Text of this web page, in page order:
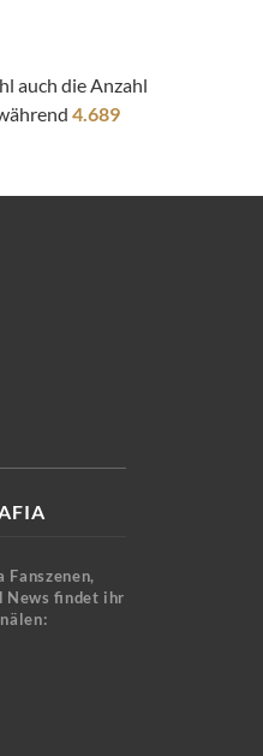
auch die Anzahl
4.689
Fanszenen,
News findet ihr